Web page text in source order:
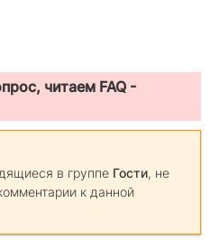
читаем FAQ -
в группе Гости, не
к данной